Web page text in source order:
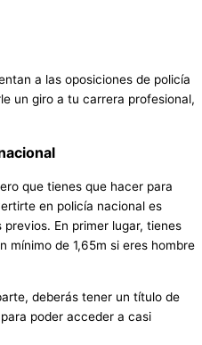
a las oposiciones de policía
un giro a tu carrera profesional,
que tienes que hacer para
en policía nacional es
En primer lugar, tienes
mínimo de 1,65m si eres hombre
deberás tener un título de
poder acceder a casi